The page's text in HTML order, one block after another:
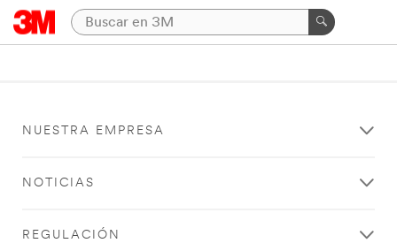
NUESTRA EMPRESA
NOTICIAS
REGULACIÓN